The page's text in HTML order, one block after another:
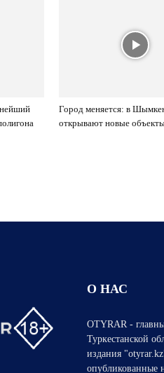
Город меняется: в
открывают новые
О НАС
OTYRAR -
Туркестанской
издания
опубликованные